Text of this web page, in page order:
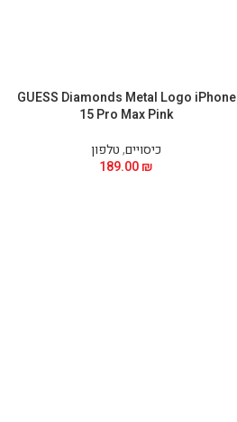
GUESS Diamonds Metal Logo iPhone
15 Pro Max Pink
כיסויים,טלפון
189.00₪